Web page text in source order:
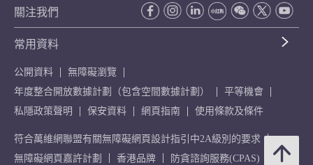
關注我們
常用資料
公開資料
無障礙瀏覽
年度整合開放數據計劃（包含空間數據計劃）
平等機會
私隱政策聲明
保安資料 網頁指南 使用條款及條件
符合萬維網聯盟有關無障礙網頁設計指引中2A級別的要求
無障礙網頁嘉許計劃
香港品牌 防貪諮詢服務(CPAS)